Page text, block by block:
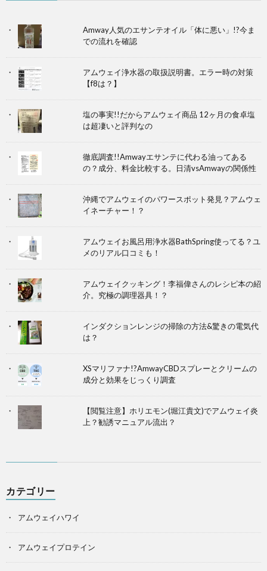
Amway人気のエサンテオイル「体に悪い」!?今ま
での流れを確認
アムウェイ浄水器の取扱説明書。エラー時の対策
【f8は？】
塩の事実!!だからアムウェイ商品 12ヶ月の食卓塩
は超凄いと評判なの
徹底調査!!Amwayエサンテに代わる油ってある
の？成分、料金比較する。日清vsAmwayの関係性
沖縄でアムウェイのパワースポット発見？アムウェ
イネーチャー！？
アムウェイお風呂用浄水器BathSpring使ってる？ユ
メのリアル口コミも！
アムウェイクッキング！李福偉さんのレシピ本の紹
介。究極の調理器具！？
インダクションレンジの掃除の方法&驚きの電気代
は？
XSマリファナ!?AmwayCBDスプレーとクリームの
成分と効果をじっくり調査
【閲覧注意】ホリエモン(堀江貴文)でアムウェイ炎
上？勧誘マニュアル流出？
カテゴリー
アムウェイハワイ
アムウェイプロテイン